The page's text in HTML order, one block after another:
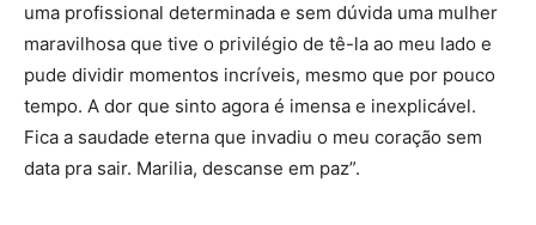
uma profissional determinada e sem dúvida uma mulher
maravilhosa que tive o privilégio de tê-la ao meu lado e
pude dividir momentos incríveis, mesmo que por pouco
tempo. A dor que sinto agora é imensa e inexplicável.
Fica a saudade eterna que invadiu o meu coração sem
data pra sair. Marilia, descanse em paz”.